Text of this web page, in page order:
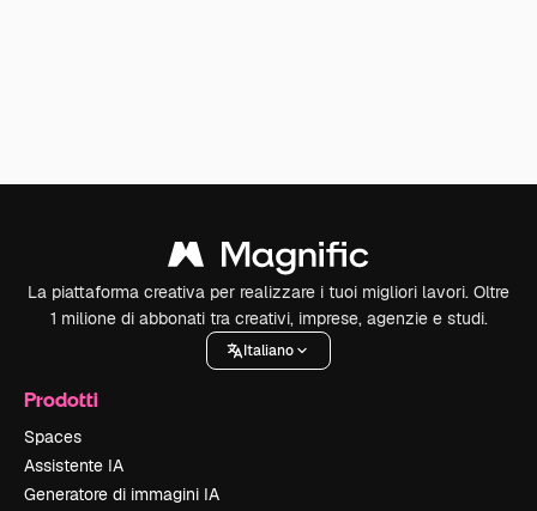
La piattaforma creativa per realizzare i tuoi migliori lavori. Oltre
1 milione di abbonati tra creativi, imprese, agenzie e studi.
Italiano
Prodotti
Spaces
Assistente IA
Generatore di immagini IA